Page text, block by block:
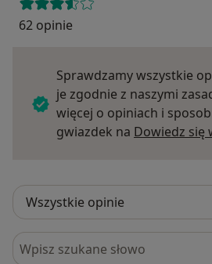
62 opinie
Sprawdzamy wszystkie
je zgodnie z naszymi
więcej o opiniach i
gwiazdek na Dowiedz się
Szukaj w opiniach